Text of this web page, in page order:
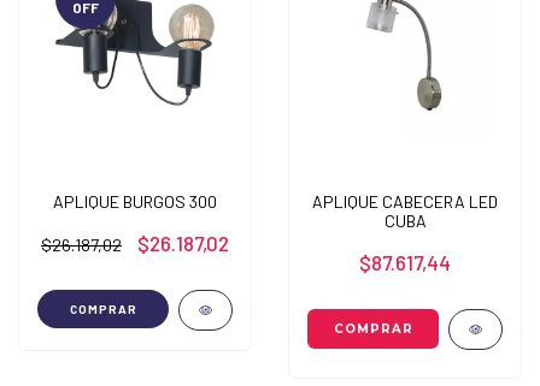
OFF
APLIQUE BURGOS 300
$26.187,02 $26.187,02
COMPRAR
APLIQUE CABECERA LED
CUBA
$87.617,44